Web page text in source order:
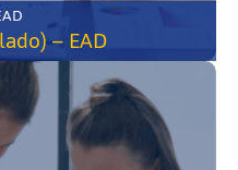
MG • • EAD
– EAD